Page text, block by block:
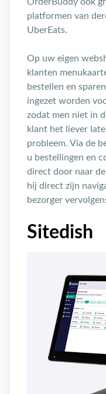
platformen van
UberEats.
Op uw eigen
klanten
bestellen en
ingezet worden
zodat men niet in
klant het liever
probleem. Via de
u bestellingen en
direct door naar
hij direct zijn
bezorger
Sitedish